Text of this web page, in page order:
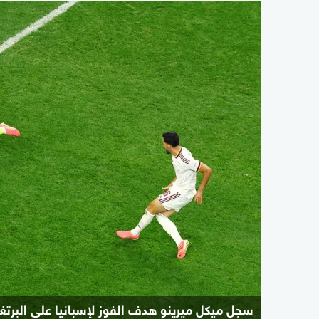
سجل ميكل ميرينو هدف الفوز لإسبانيا على